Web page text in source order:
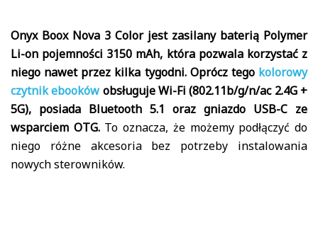
Onyx Boox Nova 3 Color jest zasilany baterią Polymer
Li-on pojemności 3150 mAh, która pozwala korzystać z
niego nawet przez kilka tygodni. Oprócz tego kolorowy
czytnik ebooków obsługuje Wi-Fi (802.11b/g/n/ac 2.4G +
5G), posiada Bluetooth 5.1 oraz gniazdo USB-C ze
wsparciem OTG.To oznacza, że możemy podłączyć do
niego różne akcesoria bez potrzeby instalowania
nowych sterowników.